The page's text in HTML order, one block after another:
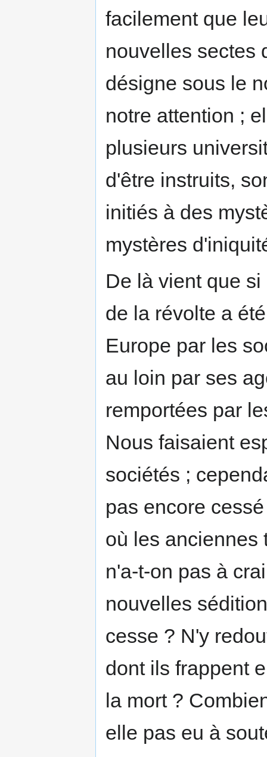
facilement que
nouvelles sectes
désigne sous le
notre attention ;
plusieurs
d'être instruits,
initiés à des
mystères
De là vient que
de la révolte a
Europe par les
au loin par ses
remportées par
Nous faisaient
sociétés ;
pas encore
où les anciennes
n'a-t-on pas à
nouvelles
cesse ? N'y
dont ils frappent
la mort ?
elle pas eu à